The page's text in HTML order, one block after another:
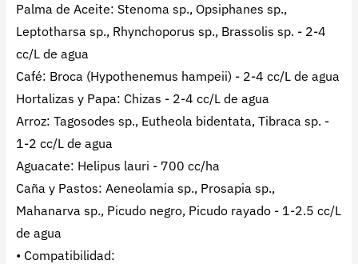
Palma de Aceite: Stenoma sp., Opsiphanes sp.,
Leptotharsa sp., Rhynchoporus sp., Brassolis sp. - 2-4
cc/L de agua
Café: Broca (Hypothenemus hampeii) - 2-4 cc/L de agua
Hortalizas y Papa: Chizas - 2-4 cc/L de agua
Arroz: Tagosodes sp., Eutheola bidentata, Tibraca sp. -
1-2 cc/L de agua
Aguacate: Helipus lauri - 700 cc/ha
Caña y Pastos: Aeneolamia sp., Prosapia sp.,
Mahanarva sp., Picudo negro, Picudo rayado - 1-2.5 cc/L
de agua
• Compatibilidad: